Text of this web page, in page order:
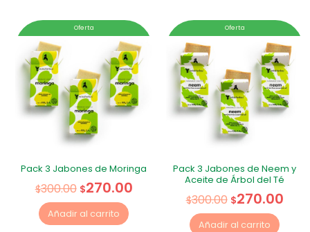
Oferta
Pack 3 Jabones de Moringa
$300.00 $270.00
Añadir al carrito
Oferta
Pack 3 Jabones de Neem y
Aceite de Árbol del Té
$300.00 $270.00
Añadir al carrito